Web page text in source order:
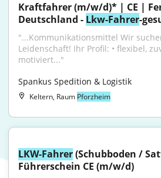
Kraftfahrer (m/w/d)* | CE |
Deutschland - Lkw-Fahrer-
"...Kommunikationsmittel Wir
Leidenschaft! Ihr Profil: • flexibel,
motiviert..."
Spankus Spedition & Logistik
Keltern, Raum Pforzheim
LKW-Fahrer (Schubboden /
Führerschein CE (m/w/d)